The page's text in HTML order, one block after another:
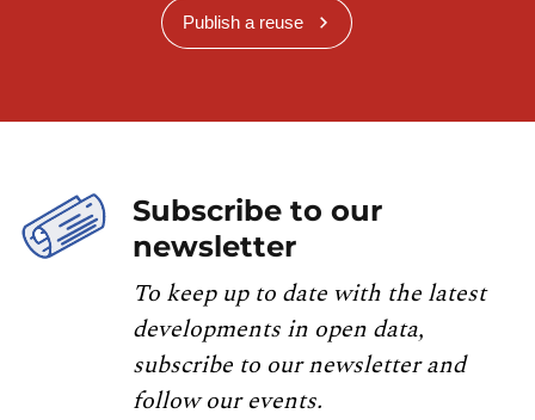
Publish a reuse
Subscribe to our
newsletter
To keep up to date with the latest
developments in open data,
subscribe to our newsletter and
follow our events.